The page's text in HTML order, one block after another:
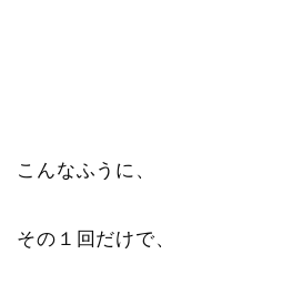
こんなふうに、
その１回だけで、